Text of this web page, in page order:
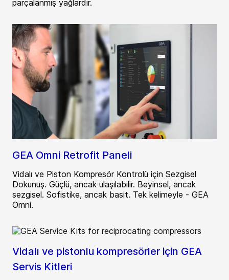
parçalanmış yağlardır.
GEA Omni Retrofit Paneli
Vidalı ve Piston Kompresör Kontrolü için Sezgisel
Dokunuş. Güçlü, ancak ulaşılabilir. Beyinsel, ancak
sezgisel. Sofistike, ancak basit. Tek kelimeyle - GEA
Omni.
Vidalı ve pistonlu kompresörler için GEA
Servis Kitleri